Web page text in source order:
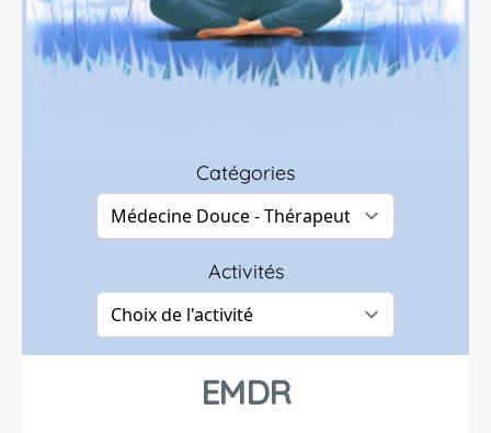
Catégories
Activités
EMDR